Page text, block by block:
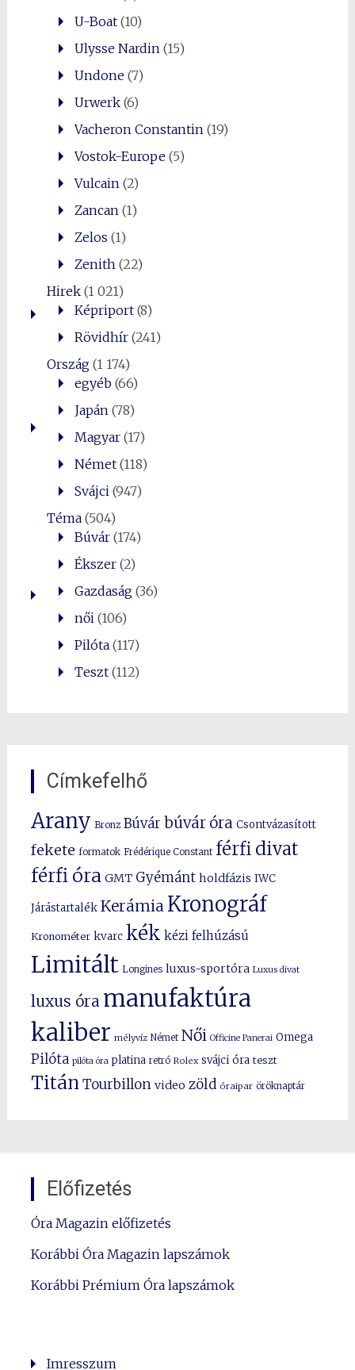
U-Boat(10)
Ulysse Nardin(15)
Undone(7)
Urwerk(6)
Vacheron Constantin(19)
Vostok-Europe(5)
Vulcain(2)
Zancan(1)
Zelos (1)
Zenith(22)
Hirek(1 021)
Képriport(8)
Rövidhír(241)
Ország(1 174)
egyéb(66)
Japán(78)
Magyar(17)
Német(118)
Svájci(947)
Téma(504)
Búvár(174)
Ékszer(2)
Gazdaság(36)
női(106)
Pilóta(117)
Teszt(112)
Címkefelhő
Arany Bronz Búvár búvár óra Csontvázasított
fekete formatok Frédérique Constant férfi divat
férfi óra GMT Gyémánt holdfázis IWC
Járástartalék Kerámia Kronográf
Kronométer kvarc kék kézi felhúzású
Limitált Longines luxus-sportóra Luxus divat
luxus óra manufaktúra
kaliber mélyvíz Német Női Officine Panerai Omega
Pilóta pilóta óra platina retró Rolex svájci óra teszt
Titán Tourbillon video zöld óraipar öröknaptár
Előfizetés
Óra Magazin előfizetés
Korábbi Óra Magazin lapszámok
Korábbi Prémium Óra lapszámok
Imresszum